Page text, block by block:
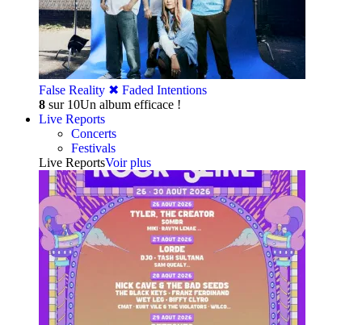
False Reality ✖︎ Faded Intentions
8 sur 10Un album efficace !
Live Reports
Concerts
Festivals
Live ReportsVoir plus